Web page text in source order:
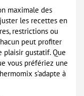
maximale des
les recettes en
restrictions ou
peut profiter
plaisir gustatif. Que
vous préfériez une
s’adapte à